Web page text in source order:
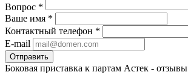
Вопрос *
Ваше имя *
Контактный телефон *
E-mail
Боковая приставка к партам Астек - отзывы